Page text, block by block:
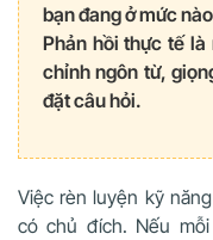
bạn đang ở mức
Phản hồi thực tế
chỉnh ngôn từ,
đặt câu hỏi.
Việc rèn luyện kỹ
có chủ đích. Nếu